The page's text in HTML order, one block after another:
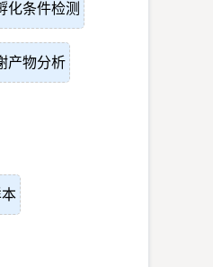
化条件检测
产物分析